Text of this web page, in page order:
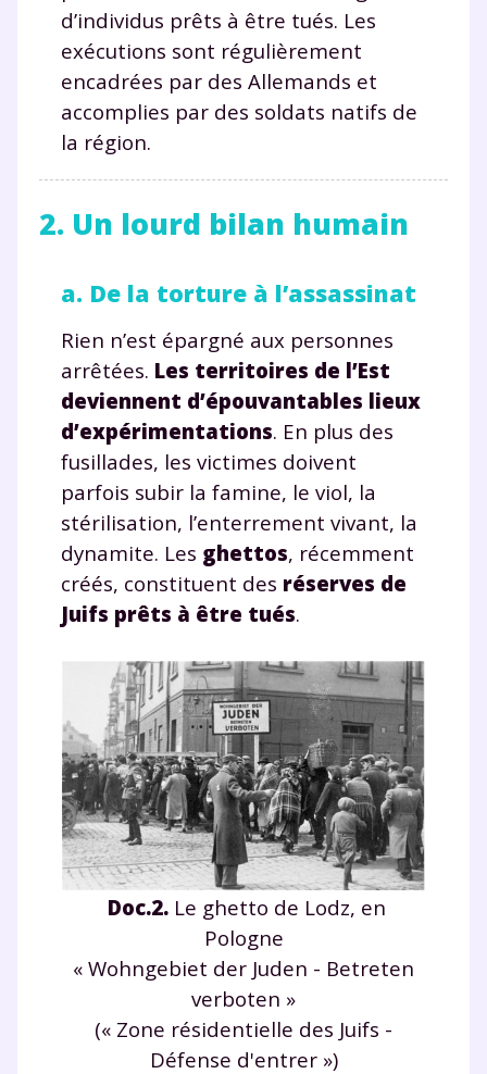
d’individus prêts à être tués. Les
exécutions sont régulièrement
encadrées par des Allemands et
accomplies par des soldats natifs de
la région.
2. Un lourd bilan humain
a. De la torture à l’assassinat
Rien n’est épargné aux personnes
arrêtées. Les territoires de l’Est
deviennent d’épouvantables lieux
d’expérimentations. En plus des
fusillades, les victimes doivent
parfois subir la famine, le viol, la
stérilisation, l’enterrement vivant, la
dynamite. Les ghettos, récemment
créés, constituent des réserves de
Juifs prêts à être tués.
Doc.2.Le ghetto de Lodz, en
Pologne
« Wohngebiet der Juden - Betreten
verboten »
(« Zone résidentielle des Juifs -
Défense d'entrer »)